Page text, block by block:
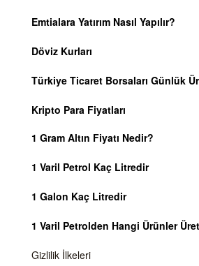
Emtialara Yatırım Nasıl Yapılır?
Döviz Kurları
Türkiye Ticaret Borsaları Günlük
Kripto Para Fiyatları
1 Gram Altın Fiyatı Nedir?
1 Varil Petrol Kaç Litredir
1 Galon Kaç Litredir
1 Varil Petrolden Hangi Ürünler
Gizlilik İlkeleri